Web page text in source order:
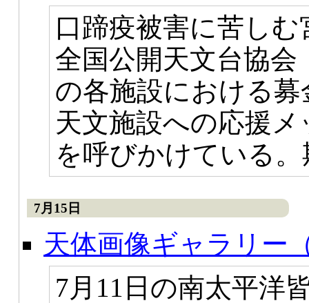
口蹄疫被害に苦し
全国公開天文台協会
の各施設における
天文施設への応援
を呼びかけている
7月15日
天体画像ギャラリー
7月11日の南太平洋